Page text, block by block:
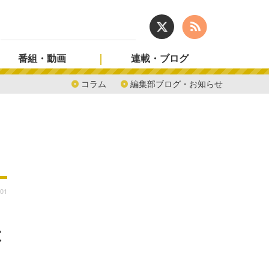
番組・動画 連載・ブログ
コラム 編集部ブログ・お知らせ